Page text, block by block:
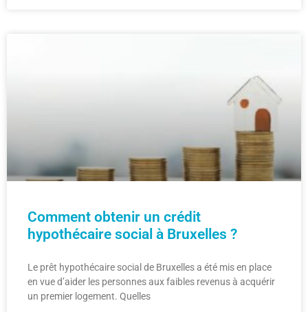
Comment obtenir un crédit
hypothécaire social à Bruxelles ?
Le prêt hypothécaire social de Bruxelles a été mis en place
en vue d’aider les personnes aux faibles revenus à acquérir
un premier logement. Quelles